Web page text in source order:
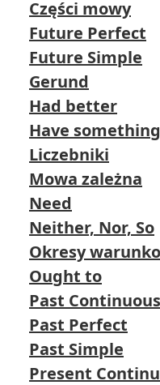
Części mowy
Future Perfect
Future Simple
Gerund
Had better
Have
Liczebniki
Mowa zależna
Need
Neither, Nor, So
Okresy
Ought to
Past Continuous
Past Perfect
Past Simple
Present